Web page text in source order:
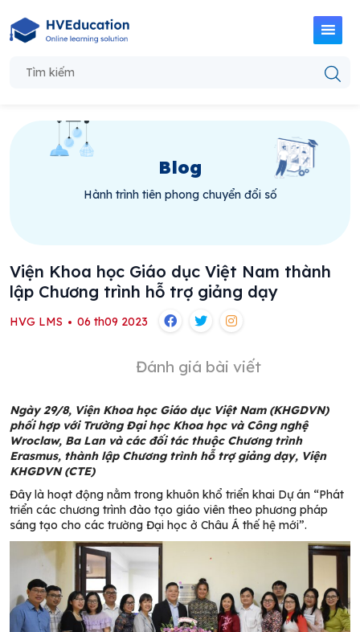
Blog
Hành trình tiên phong chuyển đổi số
Viện Khoa học Giáo dục Việt Nam thành
lập Chương trình hỗ trợ giảng dạy
HVG LMS 06 th09 2023
Đánh giá bài viết
Ngày 29/8, Viện Khoa học Giáo dục Việt Nam (KHGDVN)
phối hợp với Trường Đại học Khoa học và Công nghệ
Wroclaw, Ba Lan và các đối tác thuộc Chương trình
Erasmus, thành lập Chương trình hỗ trợ giảng dạy, Viện
KHGDVN (CTE)
Đây là hoạt động nằm trong khuôn khổ triển khai Dự án “Phát
triển các chương trình đào tạo giáo viên theo phương pháp
sáng tạo cho các trường Đại học ở Châu Á thế hệ mới”.